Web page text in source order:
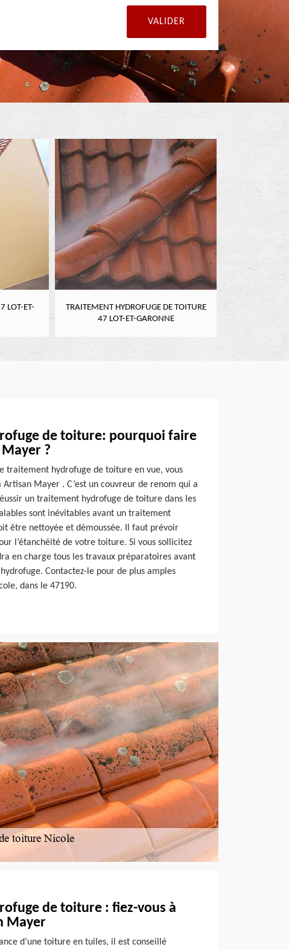
LOT-ET-
TRAITEMENT HYDROFUGE DE TOITURE
47 LOT-ET-GARONNE
de toiture: pourquoi faire
?
traitement hydrofuge de toiture en vue, vous
Artisan Mayer . C’est un couvreur de renom qui a
un traitement hydrofuge de toiture dans les
sont inévitables avant un traitement
être nettoyée et démoussée. Il faut prévoir
l’étanchéité de votre toiture. Si vous sollicitez
en charge tous les travaux préparatoires avant
Contactez-le pour de plus amples
dans le 47190.
de toiture : fiez-vous à
Mayer
d’une toiture en tuiles, il est conseillé